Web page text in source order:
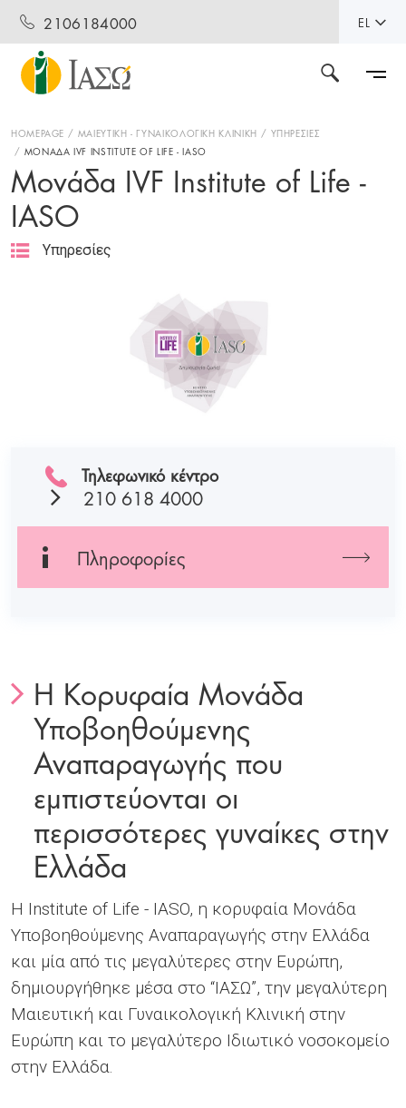
2106184000 EL
HOMEPAGE ΜΑΙΕΥΤΙΚΗ - ΓΥΝΑΙΚΟΛΟΓΙΚΗ ΚΛΙΝΙΚΗ
ΥΠΗΡΕΣΙΕΣ
ΜΟΝΑΔΑ IVF INSTITUTE OF LIFE - IASO
Μονάδα IVF Institute of Life -
IASO
Υπηρεσίες
Τηλεφωνικό κέντρο
210 618 4000
Πληροφορίες
Η Κορυφαία Μονάδα
Υποβοηθούμενης
Αναπαραγωγής που
εμπιστεύονται οι
περισσότερες γυναίκες στην
Ελλάδα
Η Institute of Life - IASO, η κορυφαία Μονάδα
Υποβοηθούμενης Αναπαραγωγής στην Ελλάδα
και μία από τις μεγαλύτερες στην Ευρώπη,
δημιουργήθηκε μέσα στο “ΙΑΣΩ”, την μεγαλύτερη
Μαιευτική και Γυναικολογική Κλινική στην
Ευρώπη και το μεγαλύτερο Ιδιωτικό νοσοκομείο
στην Ελλάδα.